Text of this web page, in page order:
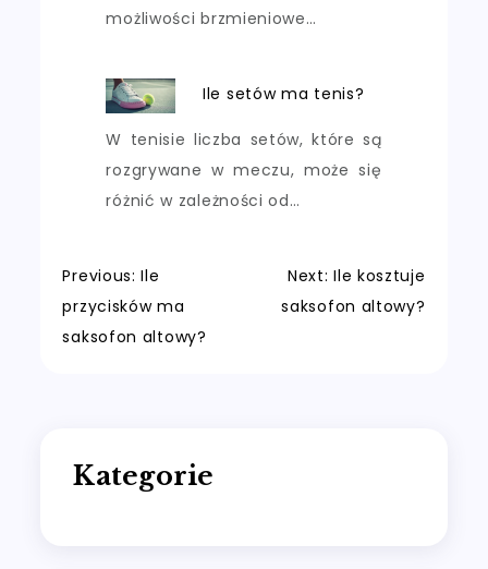
możliwości brzmieniowe…
Ile setów ma tenis?
W tenisie liczba setów, które są
rozgrywane w meczu, może się
różnić w zależności od…
Nawigacja
wpisu
Previous: Ile
przycisków ma
saksofon altowy?
Next: Ile kosztuje
saksofon altowy?
Kategorie